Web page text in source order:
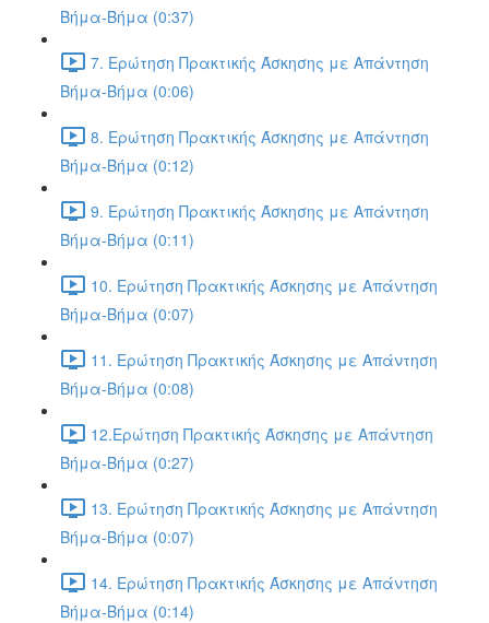
Βήμα-Βήμα (0:37)
7. Ερώτηση Πρακτικής Άσκησης με Απάντηση
Βήμα-Βήμα (0:06)
8. Ερώτηση Πρακτικής Άσκησης με Απάντηση
Βήμα-Βήμα (0:12)
9. Ερώτηση Πρακτικής Άσκησης με Απάντηση
Βήμα-Βήμα (0:11)
10. Ερώτηση Πρακτικής Άσκησης με Απάντηση
Βήμα-Βήμα (0:07)
11. Ερώτηση Πρακτικής Άσκησης με Απάντηση
Βήμα-Βήμα (0:08)
12.Ερώτηση Πρακτικής Άσκησης με Απάντηση
Βήμα-Βήμα (0:27)
13. Ερώτηση Πρακτικής Άσκησης με Απάντηση
Βήμα-Βήμα (0:07)
14. Ερώτηση Πρακτικής Άσκησης με Απάντηση
Βήμα-Βήμα (0:14)